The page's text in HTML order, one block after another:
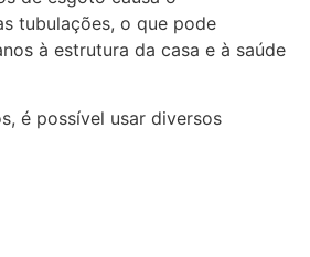
tubulações, o que pode
à estrutura da casa e à saúde
é possível usar diversos